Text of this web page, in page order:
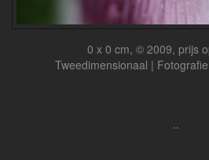
0 x 0 cm, © 2009, prijs
Tweedimensionaal |
..